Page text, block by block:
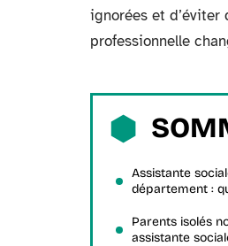
ignorées et
professionnelle
Assistante
département :
Parents isolés
assistante